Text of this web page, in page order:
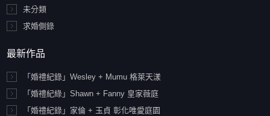
未分類
求婚側錄
最新作品
「婚禮紀錄」Wesley + Mumu 格萊天漾
「婚禮紀綠」Shawn + Fanny 皇家薇庭
「婚禮紀錄」家倫 + 玉貞 彰化唯愛庭園